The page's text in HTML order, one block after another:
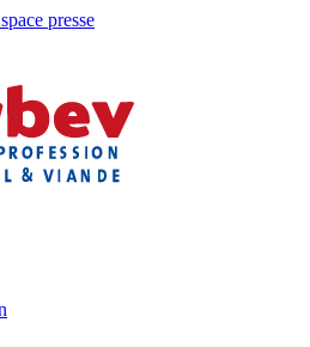
presse